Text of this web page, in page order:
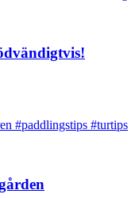
#paddlingstips #turtips